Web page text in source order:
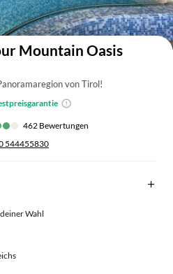
Auf der Karte anzeigen
Mountain Oasis
von Tirol!
462 Bewertungen
544455830
Wahl